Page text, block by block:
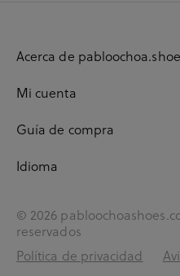
Acerca de
Mi cuenta
Guía de compra
Idioma
© 2026
reservados
Política de privacidad